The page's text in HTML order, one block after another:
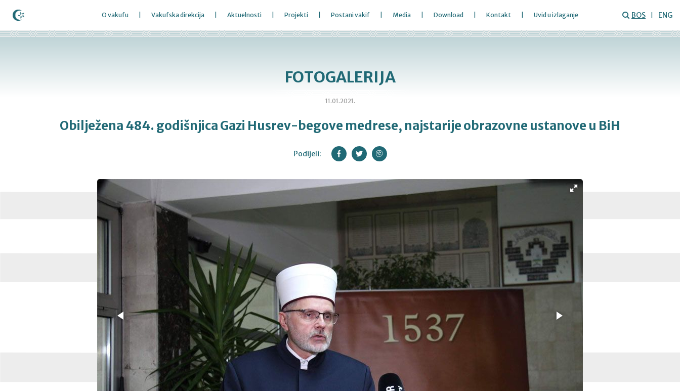
O vakufu Vakufska direkcija Aktuelnosti Projekti Postani vakif Media Download Kontakt Uvid u izlaganje BOS ENG
FOTOGALERIJA
11.01.2021.
Obilježena 484. godišnjica Gazi Husrev-begove medrese, najstarije obrazovne ustanove u BiH
Podijeli: